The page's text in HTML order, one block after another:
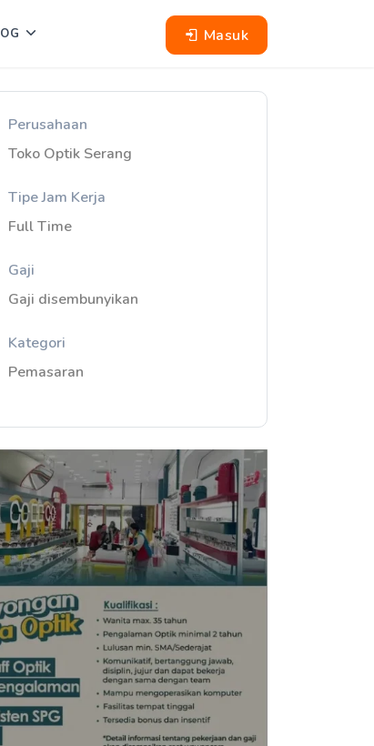
Masuk
Perusahaan
Toko Optik Serang
Tipe Jam Kerja
Full Time
Gaji
Gaji disembunyikan
Kategori
Pemasaran